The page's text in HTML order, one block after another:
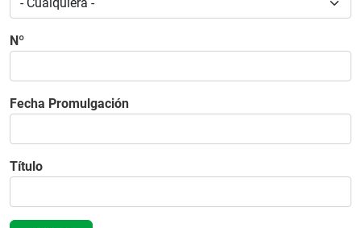
Nº
Fecha Promulgación
Título